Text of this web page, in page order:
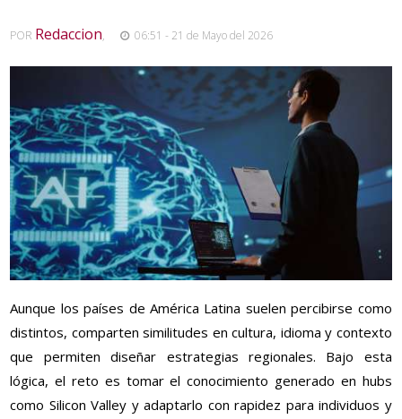
POR Redaccion, 06:51 - 21 de Mayo del 2026
Aunque los países de América Latina suelen percibirse como
distintos, comparten similitudes en cultura, idioma y contexto
que permiten diseñar estrategias regionales. Bajo esta
lógica, el reto es tomar el conocimiento generado en hubs
como Silicon Valley y adaptarlo con rapidez para individuos y